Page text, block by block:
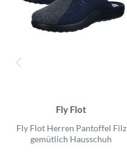
Fly Flot
Fly Flot Herren Pantoffel Filz
gemütlich Hausschuh